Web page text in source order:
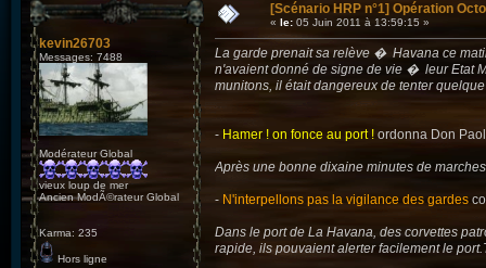
kevin26703
Messages: 7488
Modérateur Global
vieux loup de mer
Ancien ModÃ©rateur Global
Karma: 235
Hors ligne
[Scénario HRP n°1] Opération
« le: 05 Juin 2011 à 13:59:15 »
La garde prenait sa relève � Havana ce
n'avaient donné de signe de vie � leur Etat
munitons, il était dangereux de tenter
- Hamer ! on fonce au port ! ordonna Don
Après une bonne dixaine minutes de
- N'interpellons pas la vigilance des gardes
Dans le port de La Havana, des corvettes
rapide, ils pouvaient alerter facilement le